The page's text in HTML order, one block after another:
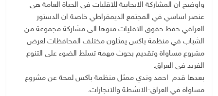
واوضح ان المشاركة الايجابية للاقليات في الحياة العامة هي
عنصر اساسي في المجتمع الديمقراطي خاصة ان الدستور
العراقي حفظ حقوق الاقليات منوها الى مشاركة مجموعة من
الشباب في منظمة باكس يمثلون مختلف المحافظات لعرض
مشروع مساواة وتقديم بحوث مهمة تسلط الضوء على التنوع
الفريد في العراق.
بعدها قدم احمد وندي ممثل منظمة باكس لمحة عن مشروع
مساواة في العراق-الانشطة والانجازات.